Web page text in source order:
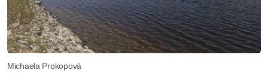
Michaela Prokopová